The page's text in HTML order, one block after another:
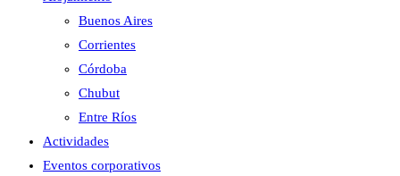
Buenos Aires
Corrientes
Córdoba
Chubut
Entre Ríos
Actividades
Eventos corporativos